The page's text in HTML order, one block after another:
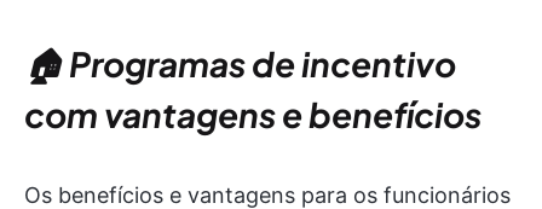
🏠 Programas de incentivo
com vantagens e benefícios
Os benefícios e vantagens para os funcionários